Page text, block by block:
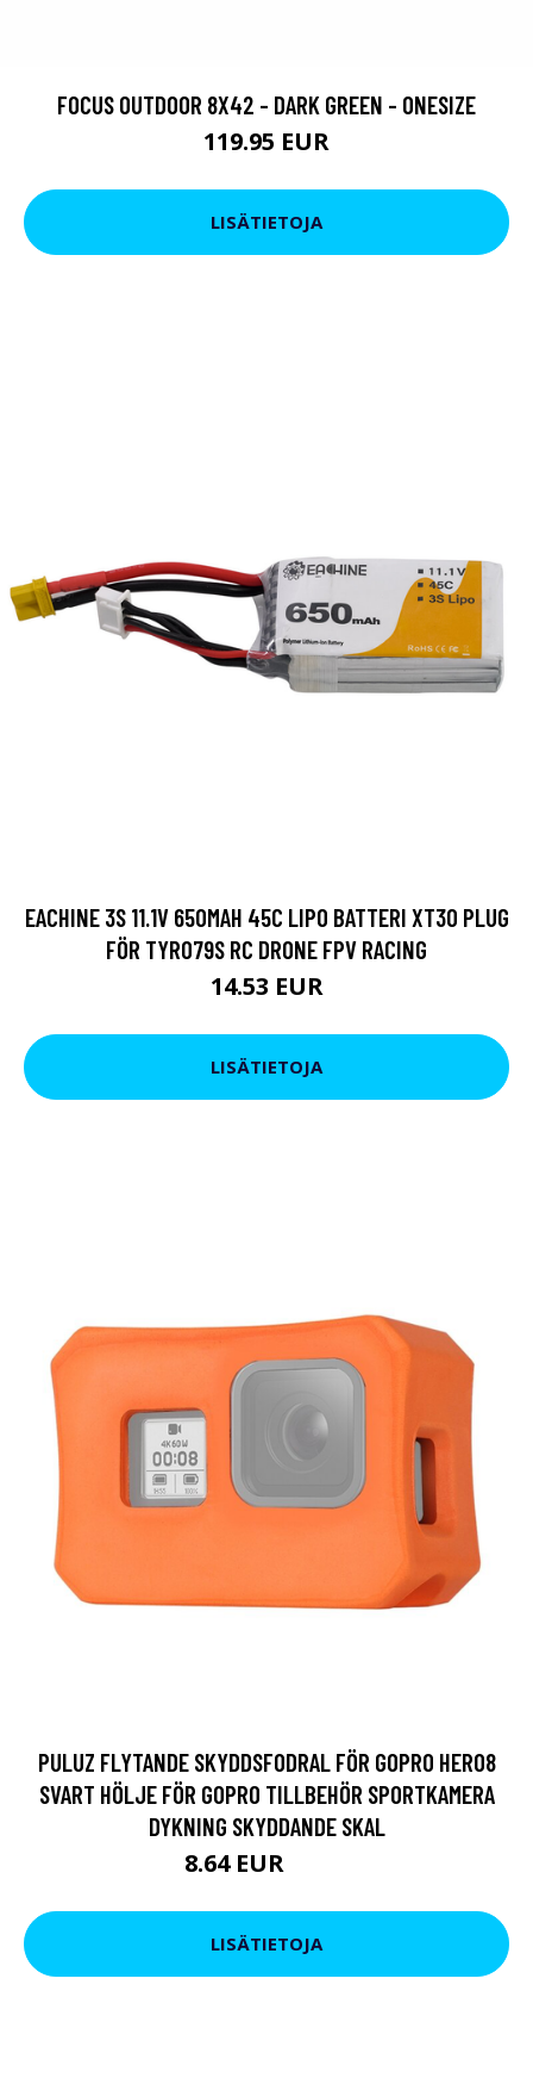
FOCUS OUTDOOR 8X42 - DARK GREEN - ONESIZE
119.95 EUR
LISÄTIETOJA
EACHINE 3S 11.1V 650MAH 45C LIPO BATTERI XT30 PLUG
FÖR TYRO79S RC DRONE FPV RACING
14.53 EUR
LISÄTIETOJA
PULUZ FLYTANDE SKYDDSFODRAL FÖR GOPRO HERO8
SVART HÖLJE FÖR GOPRO TILLBEHÖR SPORTKAMERA
DYKNING SKYDDANDE SKAL
8.64 EUR
LISÄTIETOJA